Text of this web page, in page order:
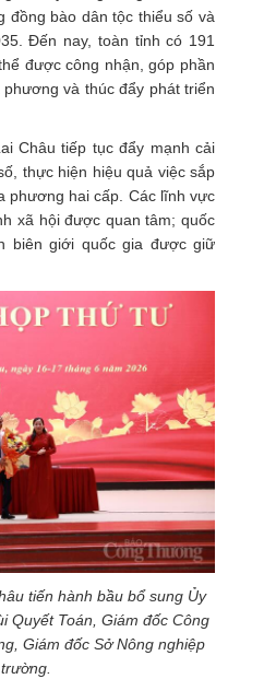
đồng bào dân tộc thiểu số và
Đến nay, toàn tỉnh có 191
được công nhận, góp phần
và thúc đẩy phát triển
Châu tiếp tục đẩy mạnh cải
thực hiện hiệu quả việc sắp
phương hai cấp. Các lĩnh vực
xã hội được quan tâm; quốc
biên giới quốc gia được giữ
tiến hành bầu bổ sung Ủy
Quyết Toán, Giám đốc Công
Giám đốc Sở Nông nghiệp